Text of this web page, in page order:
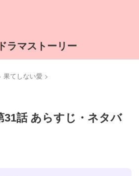
ラマストーリー
果てしない愛 >
31話 あらすじ・ネタバ